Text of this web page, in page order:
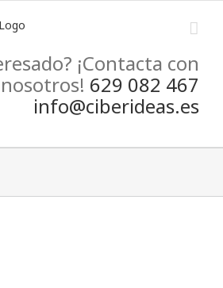
¡Contacta con
nosotros! 629 082 467
info@ciberideas.es